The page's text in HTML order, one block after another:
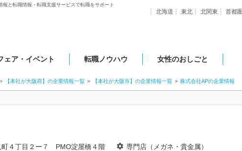
と転職情報・転職支援サービスで転職をサポート
北海道 東北 北関東 首都
ェア・イベント 転職ノウハウ 女性のおしごと
【本社が大阪府】の企業情報一覧 【本社が大阪市】の企業情報一覧 株式会社APの企業情報
町４丁目２ー７ PMO淀屋橋４階
専門店（メガネ・貴金属）